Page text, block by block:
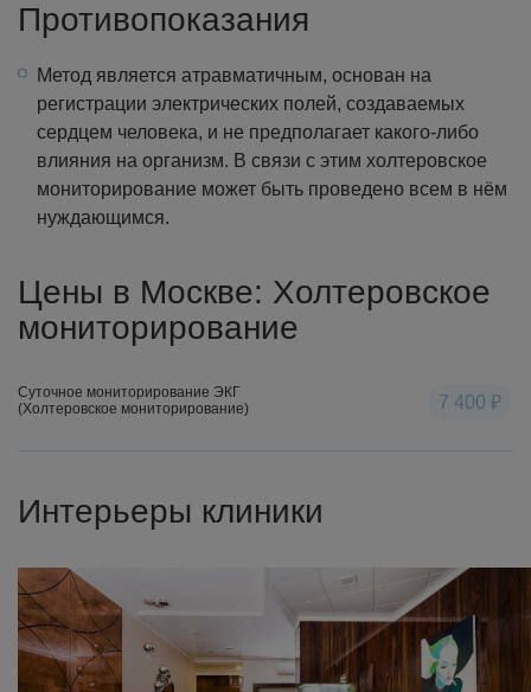
Противопоказания
Метод является атравматичным, основан на
регистрации электрических полей, создаваемых
сердцем человека, и не предполагает какого-либо
влияния на организм. В связи с этим холтеровское
мониторирование может быть проведено всем в нём
нуждающимся.
Цены в Москве: Холтеровское
мониторирование
Суточное мониторирование ЭКГ
(Холтеровское мониторирование)
7 400 ₽
Интерьеры клиники